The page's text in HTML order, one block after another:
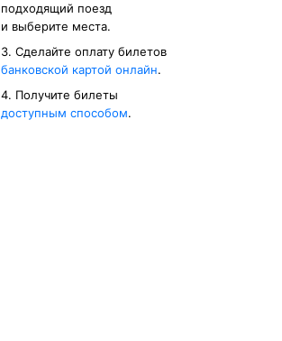
подходящий поезд
и выберите места.
3. Cделайте оплату билетов
банковской картой онлайн.
4. Получите билеты
доступным способом.